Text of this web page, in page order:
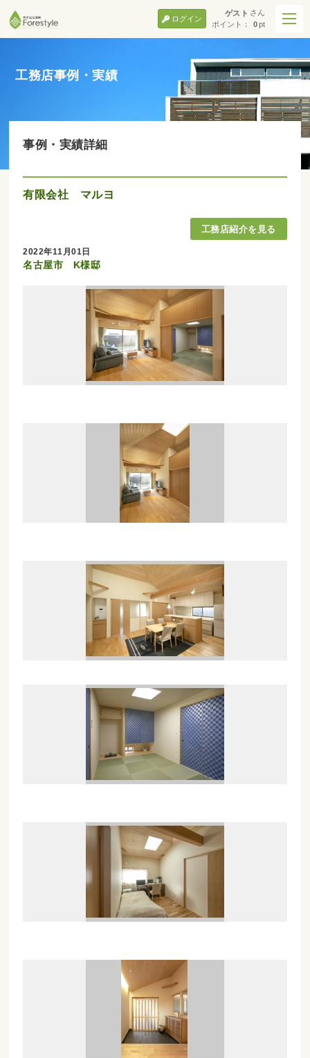
ゲスト さん
ポイント：
0pt
ログイン
工務店事例・実績
事例・実績詳細
有限会社 マルヨ
2022年11月01日
名古屋市 K様邸